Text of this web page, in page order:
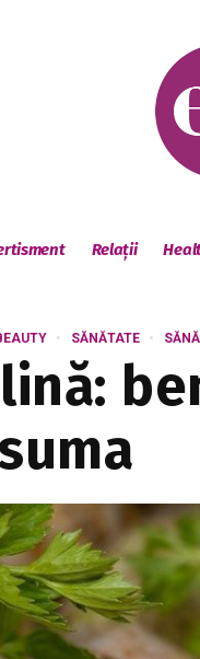
Relații
SĂNĂTATE